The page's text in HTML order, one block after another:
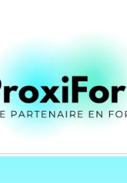
contenu